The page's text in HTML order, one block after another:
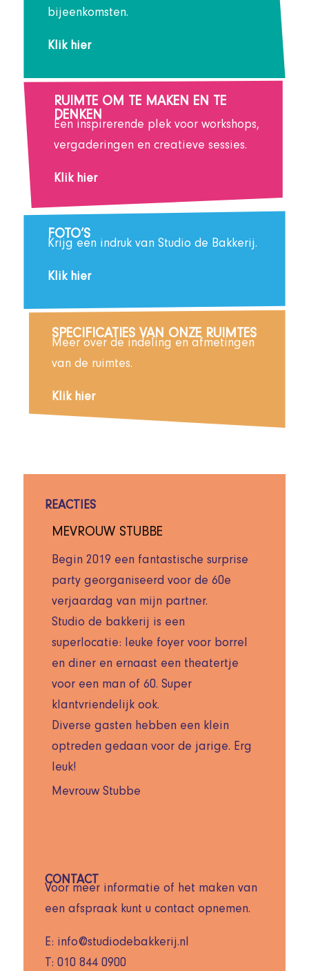
bijeenkomsten.
Klik hier
RUIMTE OM TE MAKEN EN TE
DENKEN
Een inspirerende plek voor workshops,
vergaderingen en creatieve sessies.
Klik hier
FOTO’S
Krijg een indruk van Studio de Bakkerij.
Klik hier
SPECIFICATIES VAN ONZE RUIMTES
Meer over de indeling en afmetingen
van de ruimtes.
Klik hier
REACTIES
MEVROUW STUBBE
Begin 2019 een fantastische surprise
party georganiseerd voor de 60e
verjaardag van mijn partner.
Studio de bakkerij is een
superlocatie: leuke foyer voor borrel
en diner en ernaast een theatertje
voor een man of 60. Super
klantvriendelijk ook.
Diverse gasten hebben een klein
optreden gedaan voor de jarige. Erg
leuk!
Mevrouw Stubbe
CONTACT
Voor meer informatie of het maken van
een afspraak kunt u contact opnemen.
E: info@studiodebakkerij.nl
T: 010 844 0900